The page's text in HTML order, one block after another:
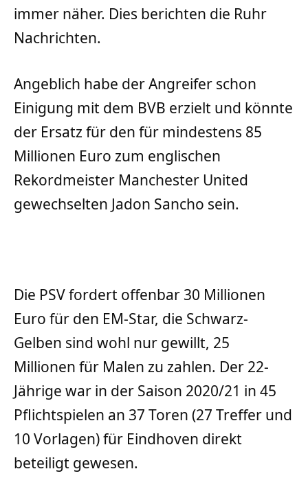
immer näher. Dies berichten die Ruhr
Nachrichten.
Angeblich habe der Angreifer schon
Einigung mit dem BVB erzielt und könnte
der Ersatz für den für mindestens 85
Millionen Euro zum englischen
Rekordmeister Manchester United
gewechselten Jadon Sancho sein.
Die PSV fordert offenbar 30 Millionen
Euro für den EM-Star, die Schwarz-
Gelben sind wohl nur gewillt, 25
Millionen für Malen zu zahlen. Der 22-
Jährige war in der Saison 2020/21 in 45
Pflichtspielen an 37 Toren (27 Treffer und
10 Vorlagen) für Eindhoven direkt
beteiligt gewesen.